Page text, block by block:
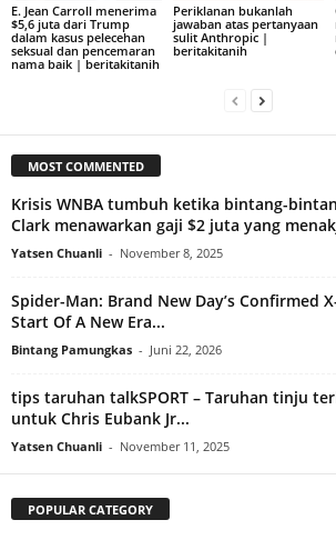
E. Jean Carroll menerima
$5,6 juta dari Trump
dalam kasus pelecehan
seksual dan pencemaran
nama baik | beritakitanih
Periklanan bukanlah
jawaban atas pertanyaan
sulit Anthropic |
beritakitanih
MOST COMMENTED
Krisis WNBA tumbuh ketika bintang-
Clark menawarkan gaji $2 juta yang
Yatsen Chuanli - November 8, 2025
Spider-Man: Brand New Day’s Confirmed
Start Of A New Era...
Bintang Pamungkas - Juni 22, 2026
tips taruhan talkSPORT – Taruhan tinju
untuk Chris Eubank Jr...
Yatsen Chuanli - November 11, 2025
POPULAR CATEGORY